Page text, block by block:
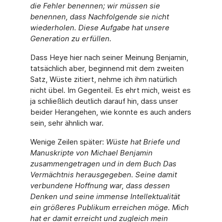
die Fehler benennen; wir müssen sie
benennen, dass Nachfolgende sie nicht
wiederholen. Diese Aufgabe hat unsere
Generation zu erfüllen.
Dass Heye hier nach seiner Meinung Benjamin,
tatsächlich aber, beginnend mit dem zweiten
Satz, Wüste zitiert, nehme ich ihm natürlich
nicht übel. Im Gegenteil. Es ehrt mich, weist es
ja schließlich deutlich darauf hin, dass unser
beider Herangehen, wie konnte es auch anders
sein, sehr ähnlich war.
Wenige Zeilen später: Wüste hat Briefe und
Manuskripte von Michael Benjamin
zusammengetragen und in dem Buch Das
Vermächtnis herausgegeben. Seine damit
verbundene Hoffnung war, dass dessen
Denken und seine immense Intellektualität
ein größeres Publikum erreichen möge. Mich
hat er damit erreicht und zugleich mein